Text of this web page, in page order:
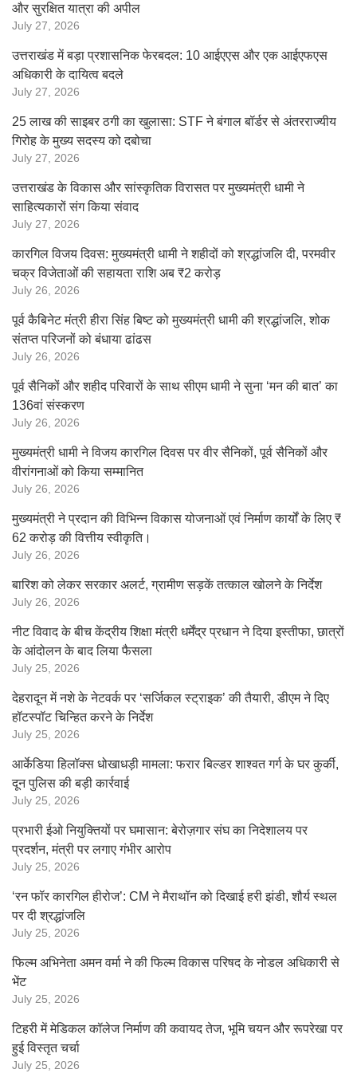
और सुरक्षित यात्रा की अपील
July 27, 2026
उत्तराखंड में बड़ा प्रशासनिक फेरबदल: 10 आईएएस और एक आईएफएस
अधिकारी के दायित्व बदले
July 27, 2026
25 लाख की साइबर ठगी का खुलासा: STF ने बंगाल बॉर्डर से अंतरराज्यीय
गिरोह के मुख्य सदस्य को दबोचा
July 27, 2026
उत्तराखंड के विकास और सांस्कृतिक विरासत पर मुख्यमंत्री धामी ने
साहित्यकारों संग किया संवाद
July 27, 2026
कारगिल विजय दिवस: मुख्यमंत्री धामी ने शहीदों को श्रद्धांजलि दी, परमवीर
चक्र विजेताओं की सहायता राशि अब ₹2 करोड़
July 26, 2026
पूर्व कैबिनेट मंत्री हीरा सिंह बिष्ट को मुख्यमंत्री धामी की श्रद्धांजलि, शोक
संतप्त परिजनों को बंधाया ढांढस
July 26, 2026
पूर्व सैनिकों और शहीद परिवारों के साथ सीएम धामी ने सुना ‘मन की बात’ का
136वां संस्करण
July 26, 2026
मुख्यमंत्री धामी ने विजय कारगिल दिवस पर वीर सैनिकों, पूर्व सैनिकों और
वीरांगनाओं को किया सम्मानित
July 26, 2026
मुख्यमंत्री ने प्रदान की विभिन्न विकास योजनाओं एवं निर्माण कार्यों के लिए ₹
62 करोड़ की वित्तीय स्वीकृति।
July 26, 2026
बारिश को लेकर सरकार अलर्ट, ग्रामीण सड़कें तत्काल खोलने के निर्देश
July 26, 2026
नीट विवाद के बीच केंद्रीय शिक्षा मंत्री धर्मेंद्र प्रधान ने दिया इस्तीफा, छात्रों
के आंदोलन के बाद लिया फैसला
July 25, 2026
देहरादून में नशे के नेटवर्क पर ‘सर्जिकल स्ट्राइक’ की तैयारी, डीएम ने दिए
हॉटस्पॉट चिन्हित करने के निर्देश
July 25, 2026
आर्केडिया हिलॉक्स धोखाधड़ी मामला: फरार बिल्डर शाश्वत गर्ग के घर कुर्की,
दून पुलिस की बड़ी कार्रवाई
July 25, 2026
प्रभारी ईओ नियुक्तियों पर घमासान: बेरोज़गार संघ का निदेशालय पर
प्रदर्शन, मंत्री पर लगाए गंभीर आरोप
July 25, 2026
‘रन फॉर कारगिल हीरोज’: CM ने मैराथॉन को दिखाई हरी झंडी, शौर्य स्थल
पर दी श्रद्धांजलि
July 25, 2026
फिल्म अभिनेता अमन वर्मा ने की फिल्म विकास परिषद के नोडल अधिकारी से
भेंट
July 25, 2026
टिहरी में मेडिकल कॉलेज निर्माण की कवायद तेज, भूमि चयन और रूपरेखा पर
हुई विस्तृत चर्चा
July 25, 2026